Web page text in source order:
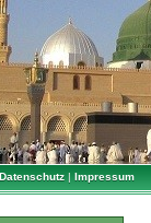
Datenschutz | Impressum